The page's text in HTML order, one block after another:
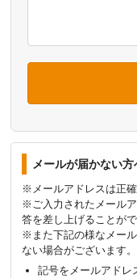
メールが届かない方
※メールアドレスは正確
※ご入力されたメール
答を差し上げることがで
※また下記の様なメー
ない場合がございます
記号をメールアドレ